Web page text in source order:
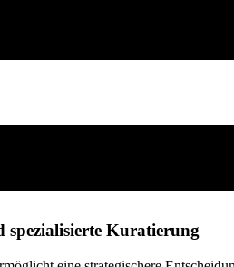
spezialisierte Kuratierung